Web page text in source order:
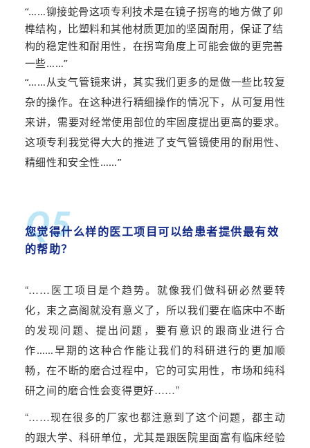
“……铆接蛇骨这项专利技术是在镜子拐弯的地方做了卯
榫结构，比塑料和其他材质更加的坚固耐用，保证了结
构的稳定性和耐用性，在拐弯角度上可能会做的更完善
一些……”
“…… 从支气管镜来讲，其实我们更多的是做一些比较复
杂的操作。在这种进行精细操作的情况下，从可复用性
来讲，需要对经常使用部位的牢固度提出更高的要求。
这项专利我觉得大大的推进了支气管镜使用的耐用性、
精细性和安全性……”
Q5
您觉得什么样的医工项目可以给患者提供最有效
的帮助？
“…… 医工项目是个趋势。就像我们做科研必然要转
化，束之高阁就没有意义了，所以我们要在临床中不断
的发现问题、提出问题，要有意识的跟商业进行合
作……早期的这种合作能让我们的科研进行的更加顺
畅，在不断的磨合过程中，它的可实用性，市场和纯科
研之间的磨合性会变得更好……”
“……现在很多的厂家也都注意到了这个问题，都主动
的跟大学、科研单位，尤其是跟医院里面富有临床经验